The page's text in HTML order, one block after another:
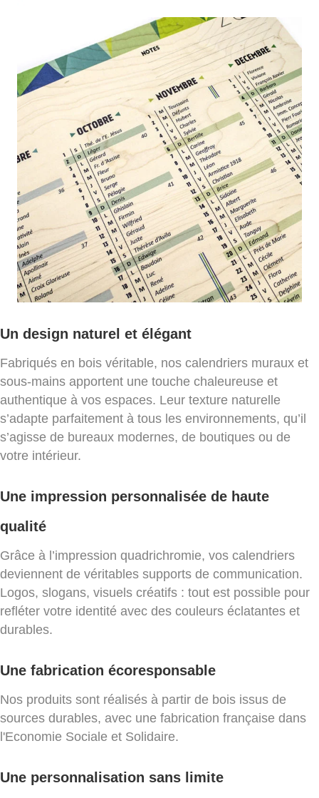
Un design naturel et élégant
Fabriqués en bois véritable, nos calendriers muraux et
sous-mains apportent une touche chaleureuse et
authentique à vos espaces. Leur texture naturelle
s’adapte parfaitement à tous les environnements, qu’il
s’agisse de bureaux modernes, de boutiques ou de
votre intérieur.
Une impression personnalisée de haute
qualité
Grâce à l’impression quadrichromie, vos calendriers
deviennent de véritables supports de communication.
Logos, slogans, visuels créatifs : tout est possible pour
refléter votre identité avec des couleurs éclatantes et
durables.
Une fabrication écoresponsable
Nos produits sont réalisés à partir de bois issus de
sources durables, avec une fabrication française dans
l'Economie Sociale et Solidaire.
Une personnalisation sans limite